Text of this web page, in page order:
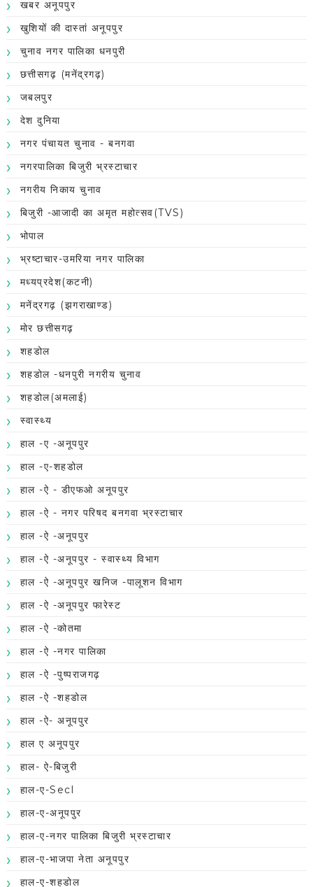
खबर अनूपपुर
खुशियों की दास्तां अनूपपुर
चुनाव नगर पालिका धनपुरी
छत्तीसगढ़ (मनेंद्रगढ़)
जबलपुर
देश दुनिया
नगर पंचायत चुनाव - बनगवा
नगरपालिका बिजुरी भ्रस्टाचार
नगरीय निकाय चुनाव
बिजुरी -आजादी का अमृत महोत्सव(TVS)
भोपाल
भ्रष्टाचार-उमरिया नगर पालिका
मध्यप्रदेश(कटनी)
मनेंद्रगढ़ (झगराखाण्ड)
मोर छत्तीसगढ़
शहडोल
शहडोल -धनपुरी नगरीय चुनाव
शहडोल(अमलाई)
स्वास्थ्य
हाल -ए -अनूपपुर
हाल -ए-शहडोल
हाल -ऐ - डीएफओ अनूपपुर
हाल -ऐ - नगर परिषद बनगवा भ्रस्टाचार
हाल -ऐ -अनूपपुर
हाल -ऐ -अनूपपुर - स्वास्थ्य विभाग
हाल -ऐ -अनूपपुर खनिज -पालूशन विभाग
हाल -ऐ -अनूपपुर फारेस्ट
हाल -ऐ -कोतमा
हाल -ऐ -नगर पालिका
हाल -ऐ -पुष्पराजगढ़
हाल -ऐ -शहडोल
हाल -ऐ- अनूपपुर
हाल ए अनूपपुर
हाल- ऐ-बिजुरी
हाल-ए-Secl
हाल-ए-अनूपपुर
हाल-ए-नगर पालिका बिजुरी भ्रस्टाचार
हाल-ए-भाजपा नेता अनूपपुर
हाल-ए-शहडोल